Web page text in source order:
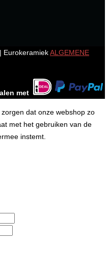
| EurokeramiekALGEMENE
met
dat onze webshop zo
met het gebruiken van de
instemt.